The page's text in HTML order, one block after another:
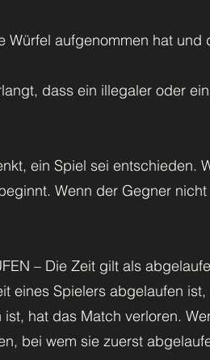
Würfel aufgenommen hat und
dass ein illegaler oder
ein Spiel sei entschieden.
Wenn der Gegner
– Die Zeit gilt als
eines Spielers abgelaufen
hat das Match verloren.
bei wem sie zuerst